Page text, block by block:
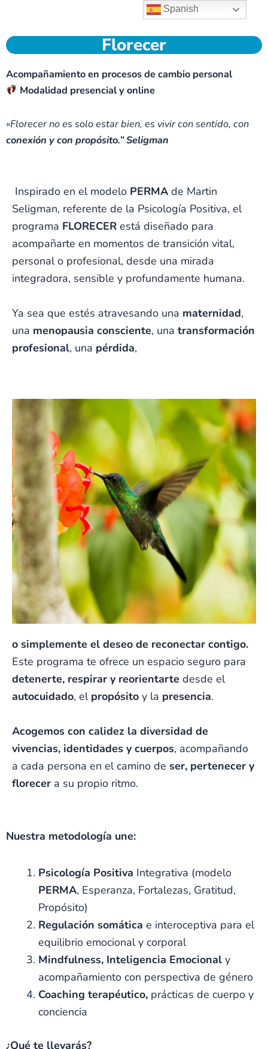
Florecer
Acompañamiento en procesos de cambio personal
Modalidad presencial y online
«Florecer no es solo estar bien, es vivir con sentido, con
conexión y con propósito.” Seligman
Inspirado en el modelo PERMA de Martin
Seligman, referente de la Psicología Positiva, el
programa FLORECER está diseñado para
acompañarte en momentos de transición vital,
personal o profesional, desde una mirada
integradora, sensible y profundamente humana.
Ya sea que estés atravesando una maternidad,
una menopausia consciente, una transformación
profesional, una pérdida,
o simplemente el deseo de reconectar contigo.
Este programa te ofrece un espacio seguro para
detenerte, respirar y reorientarte desde el
autocuidado, el propósito y la presencia.
Acogemos con calidez la diversidad de
vivencias, identidades y cuerpos, acompañando
a cada persona en el camino de ser, pertenecer y
florecer a su propio ritmo.
Nuestra metodología une:
Psicología Positiva Integrativa (modelo
PERMA, Esperanza, Fortalezas, Gratitud,
Propósito)
Regulación somática e interoceptiva para el
equilibrio emocional y corporal
Mindfulness, Inteligencia Emocional y
acompañamiento con perspectiva de género
Coaching terapéutico, prácticas de cuerpo y
conciencia
¿Qué te llevarás?
Spanish